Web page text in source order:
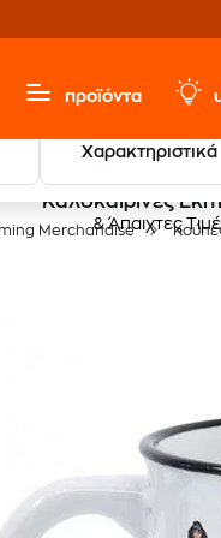
προϊόντα
Χαρακτηριστικά
Καλοκαιρινές
& Άπαιχτες
Merchandise